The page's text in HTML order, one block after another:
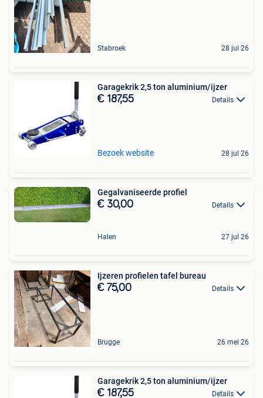
Stabroek 28 jul 26
Garagekrik 2,5 ton aluminium/ijzer
€ 187,55 Details
Bezoek website 28 jul 26
Gegalvaniseerde profiel
€ 30,00 Details
Halen 27 jul 26
Ijzeren profielen tafel bureau
€ 75,00 Details
Brugge 26 mei 26
Garagekrik 2,5 ton aluminium/ijzer
€ 187,55 Details